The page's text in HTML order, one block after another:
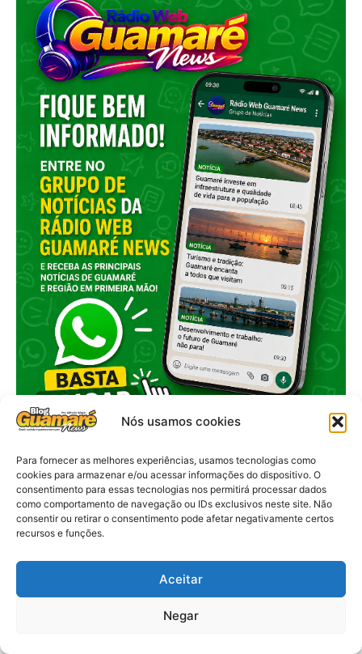
Nós usamos cookies
Para fornecer as melhores experiências, usamos tecnologias como
cookies para armazenar e/ou acessar informações do dispositivo. O
consentimento para essas tecnologias nos permitirá processar dados
como comportamento de navegação ou IDs exclusivos neste site. Não
consentir ou retirar o consentimento pode afetar negativamente certos
recursos e funções.
Aceitar
Negar